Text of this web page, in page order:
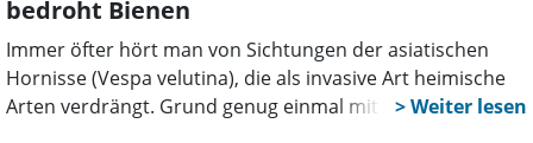
bedroht Bienen
Immer öfter hört man von Sichtungen der asiatischen
Hornisse (Vespa velutina), die als invasive Art heimische
Arten verdrängt. Grund genug einmal mit Marcel Müller-